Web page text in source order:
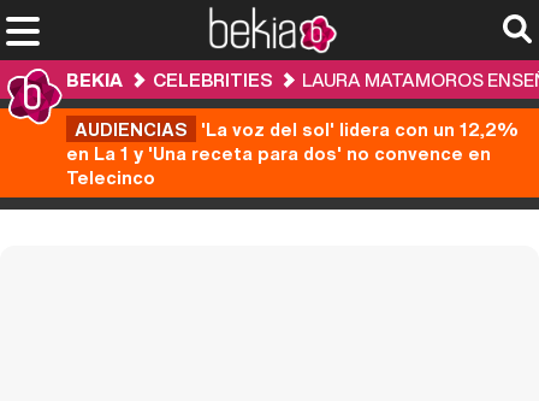
BEKIA CELEBRITIES
LAURA MATAMOROS
AUDIENCIAS 'La voz del sol' lidera con un 12,2%
en La 1 y 'Una receta para dos' no convence en
Telecinco